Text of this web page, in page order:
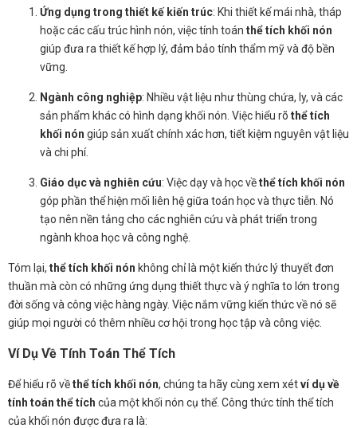
Ứng dụng trong thiết kế kiến trúc: Khi thiết kế mái nhà, tháp
hoặc các cấu trúc hình nón, việc tính toán thể tích khối nón
giúp đưa ra thiết kế hợp lý, đảm bảo tính thẩm mỹ và độ bền
vững.
Ngành công nghiệp: Nhiều vật liệu như thùng chứa, ly, và các
sản phẩm khác có hình dạng khối nón. Việc hiểu rõ thể tích
khối nón giúp sản xuất chính xác hơn, tiết kiệm nguyên vật liệu
và chi phí.
Giáo dục và nghiên cứu: Việc dạy và học vềthể tích khối nón
góp phần thể hiện mối liên hệ giữa toán học và thực tiễn. Nó
tạo nên nền tảng cho các nghiên cứu và phát triển trong
ngành khoa học và công nghệ.
Tóm lại, thể tích khối nón không chỉ là một kiến thức lý thuyết đơn
thuần mà còn có những ứng dụng thiết thực và ý nghĩa to lớn trong
đời sống và công việc hàng ngày. Việc nắm vững kiến thức về nó sẽ
giúp mọi người có thêm nhiều cơ hội trong học tập và công việc.
Ví Dụ Về Tính Toán Thể Tích
Để hiểu rõ vềthể tích khối nón, chúng ta hãy cùng xem xétví dụ về
tính toán thể tích của một khối nón cụ thể. Công thức tính thể tích
của khối nón được đưa ra là: